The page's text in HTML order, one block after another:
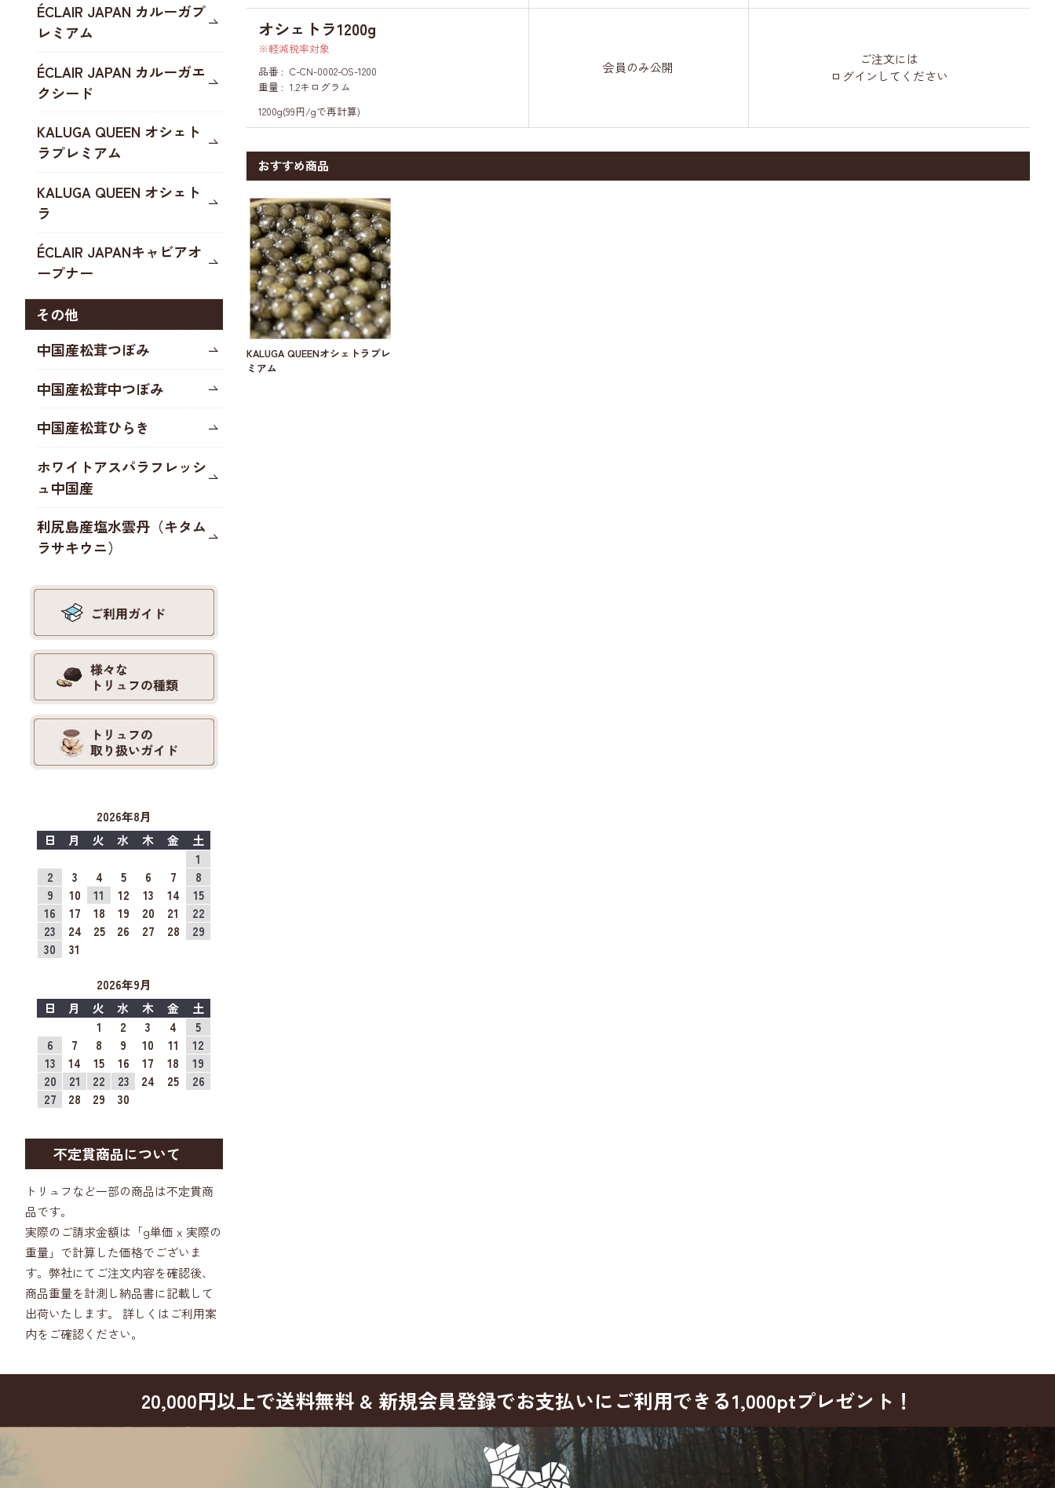
オシェトラ1200g
軽減税率対象
品番
C-CN-0002-OS-1200
重量
1.2キログラム
1200g(99円/gで再計算)
会員のみ公開
ご注文には
ログイン してください
おすすめ商品
KALUGA QUEENオシェトラプレ
ミアム
ÉCLAIR JAPAN カルーガプ
レミアム
ÉCLAIR JAPAN カルーガエ
クシード
KALUGA QUEEN オシェト
ラプレミアム
KALUGA QUEEN オシェト
ラ
ÉCLAIR JAPANキャビアオ
ープナー
その他
中国産松茸つぼみ
中国産松茸中つぼみ
中国産松茸ひらき
ホワイトアスパラフレッシ
ュ中国産
利尻島産塩水雲丹（キタム
ラサキウニ）
2026年8月
日
月 火 水 木 金
土
1
2
3 4 5 6 7
8
9
10 11 12 13 14
15
16
17 18 19 20 21
22
23
24 25 26 27 28
29
30
31
2026年9月
日
月 火 水 木 金
土
1
2 3 4
5
6
7 8 9 10 11
12
13
14 15 16 17 18
19
20
21 22 23 24 25
26
27
28 29 30
不定貫商品について
トリュフなど一部の商品は不定貫商
品です。
実際のご請求金額は「g単価 x 実際の
重量」で計算した価格でございま
す。弊社にてご注文内容を確認後、
商品重量を計測し納品書に記載して
出荷いたします。 詳しくはご利用案
内をご確認ください。
20,000円以上で送料無料 & 新規会員登録でお支払いにご利用できる1,000ptプレゼント！